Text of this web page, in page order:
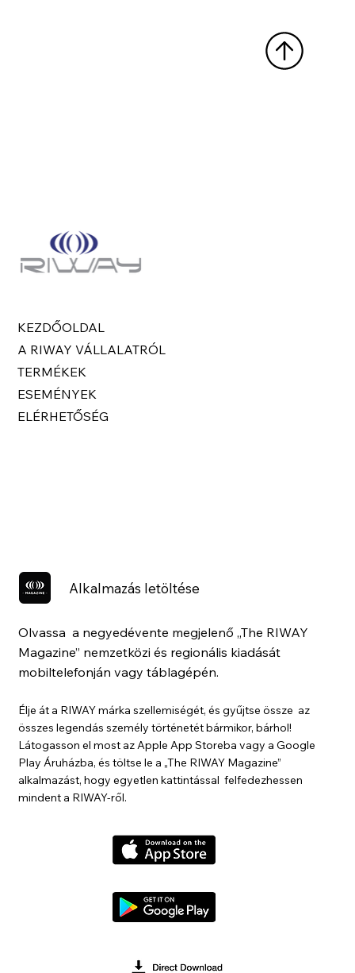
KEZDŐOLDAL
A RIWAY VÁLLALATRÓL
TERMÉKEK
ESEMÉNYEK
ELÉRHETŐSÉG
Alkalmazás letöltése
Olvassa a negyedévente megjelenő „The RIWAY
Magazine” nemzetközi és regionális kiadását
mobiltelefonján vagy táblagépén.
Élje át a RIWAY márka szellemiségét, és gyűjtse össze az
összes legendás személy történetét bármikor, bárhol!
Látogasson el most az Apple App Storeba vagy a Google
Play Áruházba, és töltse le a „The RIWAY Magazine”
alkalmazást, hogy egyetlen kattintással felfedezhessen
mindent a RIWAY-ről.